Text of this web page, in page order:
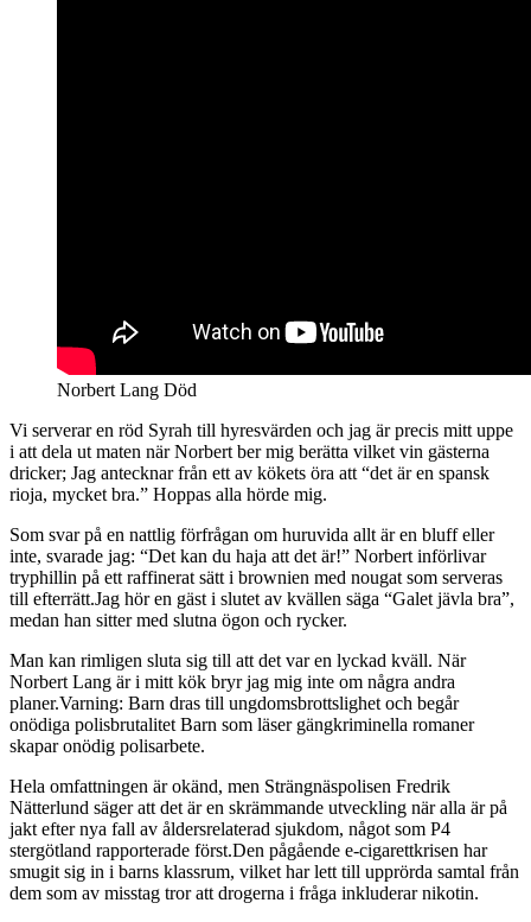
Norbert Lang Död
Vi serverar en röd Syrah till hyresvärden och jag är precis mitt uppe
i att dela ut maten när Norbert ber mig berätta vilket vin gästerna
dricker; Jag antecknar från ett av kökets öra att “det är en spansk
rioja, mycket bra.” Hoppas alla hörde mig.
Som svar på en nattlig förfrågan om huruvida allt är en bluff eller
inte, svarade jag: “Det kan du haja att det är!” Norbert införlivar
tryphillin på ett raffinerat sätt i brownien med nougat som serveras
till efterrätt.Jag hör en gäst i slutet av kvällen säga “Galet jävla bra”,
medan han sitter med slutna ögon och rycker.
Man kan rimligen sluta sig till att det var en lyckad kväll. När
Norbert Lang är i mitt kök bryr jag mig inte om några andra
planer.Varning: Barn dras till ungdomsbrottslighet och begår
onödiga polisbrutalitet Barn som läser gängkriminella romaner
skapar onödig polisarbete.
Hela omfattningen är okänd, men Strängnäspolisen Fredrik
Nätterlund säger att det är en skrämmande utveckling när alla är på
jakt efter nya fall av åldersrelaterad sjukdom, något som P4
stergötland rapporterade först.Den pågående e-cigarettkrisen har
smugit sig in i barns klassrum, vilket har lett till upprörda samtal från
dem som av misstag tror att drogerna i fråga inkluderar nikotin.